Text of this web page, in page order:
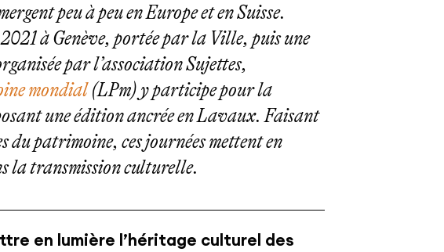
peu à peu en Europe et en Suisse.
à Genève, portée par la Ville, puis une
par l’association Sujettes,
mondial(LPm) y participe pour la
une édition ancrée en Lavaux. Faisant
du patrimoine, ces journées mettent en
la transmission culturelle.
en lumière l’héritage culturel des